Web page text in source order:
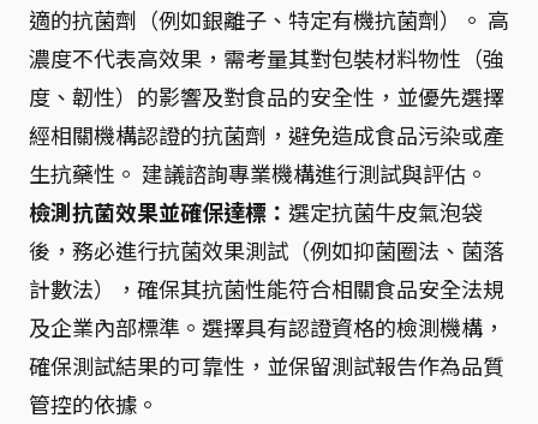
適的抗菌劑（例如銀離子、特定有機抗菌劑）。 高
濃度不代表高效果，需考量其對包裝材料物性（強
度、韌性）的影響及對食品的安全性，並優先選擇
經相關機構認證的抗菌劑，避免造成食品污染或產
生抗藥性。 建議諮詢專業機構進行測試與評估。
檢測抗菌效果並確保達標： 選定抗菌牛皮氣泡袋
後，務必進行抗菌效果測試（例如抑菌圈法、菌落
計數法），確保其抗菌性能符合相關食品安全法規
及企業內部標準。選擇具有認證資格的檢測機構，
確保測試結果的可靠性，並保留測試報告作為品質
管控的依據。